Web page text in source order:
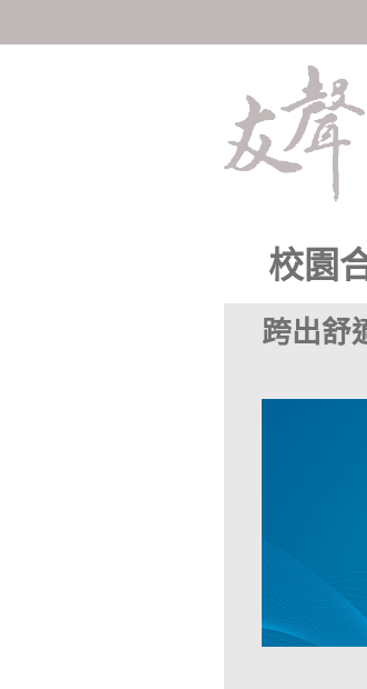
陽明交大人共
校園
跨出舒